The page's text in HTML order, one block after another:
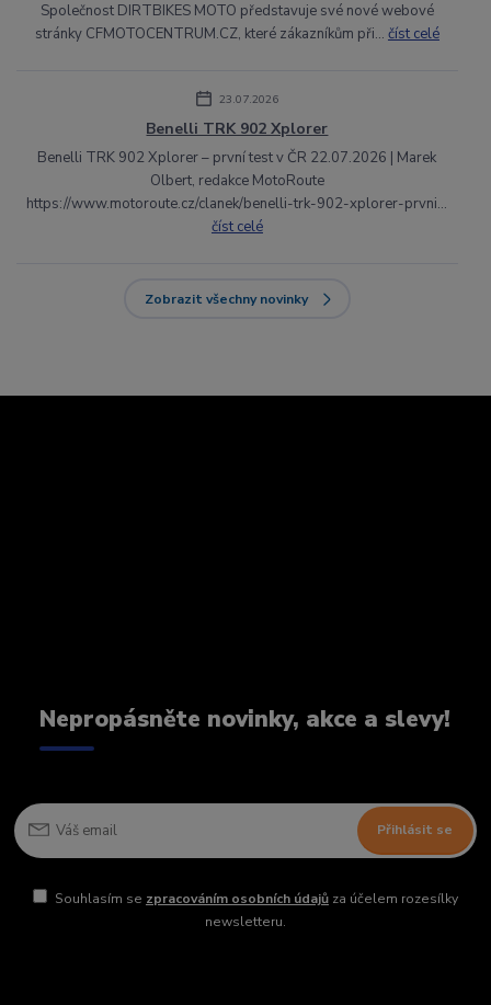
Společnost DIRTBIKES MOTO představuje své nové webové
stránky CFMOTOCENTRUM.CZ, které zákazníkům při... číst celé
23.07.2026
Benelli TRK 902 Xplorer
Benelli TRK 902 Xplorer – první test v ČR 22.07.2026 | Marek
Olbert, redakce MotoRoute
https://www.motoroute.cz/clanek/benelli-trk-902-xplorer-prvni...
číst celé
Zobrazit všechny novinky
Nepropásněte novinky, akce a slevy!
Přihlásit se
Souhlasím se zpracováním osobních údajůza účelem rozesílky
newsletteru.